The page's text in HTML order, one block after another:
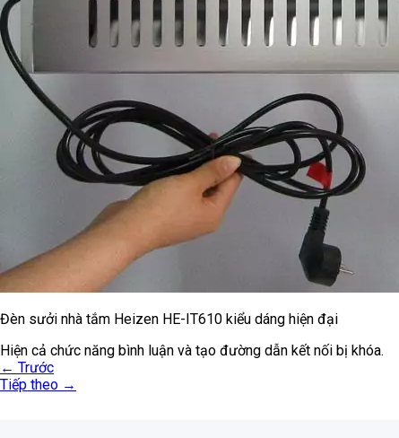
Đèn sưởi nhà tắm Heizen HE-IT610 kiểu dáng hiện đại
Hiện cả chức năng bình luận và tạo đường dẫn kết nối bị khóa.
← Trước
Tiếp theo →